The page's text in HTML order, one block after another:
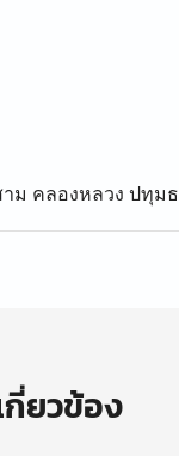
ม คลองหลวง ปทุม
ยวข้อง